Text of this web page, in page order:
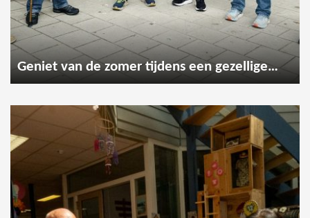
Geniet van de zomer tijdens een gezellige wandeling